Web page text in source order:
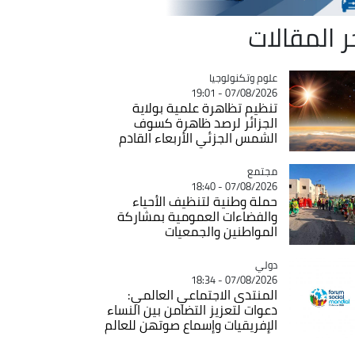
المقالات
Catégorie
علوم وتكنولوجيا
07/08/2026 - 19:01
تنظيم تظاهرة علمية بولاية
الجزائر لرصد ظاهرة كسوف
الشمس الجزئي الأربعاء القادم
Catégorie
مجتمع
07/08/2026 - 18:40
حملة وطنية لتنظيف الأحياء
والفضاءات العمومية بمشاركة
المواطنين والجمعيات
Catégorie
دولي
07/08/2026 - 18:34
المنتدى الاجتماعي العالمي:
دعوات لتعزيز التضامن بين النساء
الإفريقيات وإسماع صوتهن للعالم